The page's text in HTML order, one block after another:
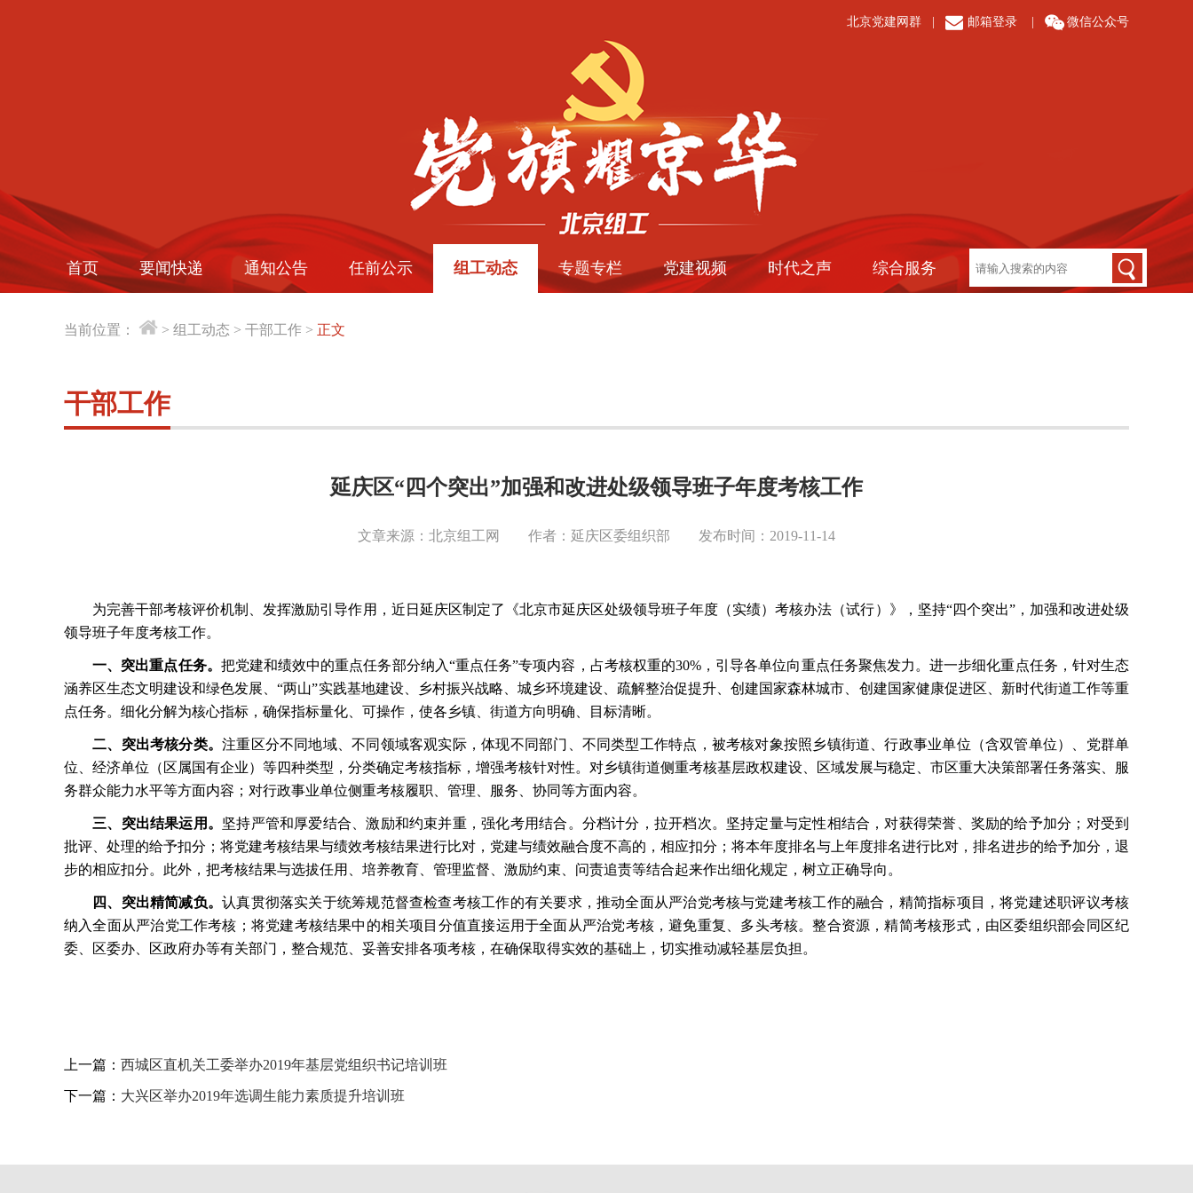
北京党建网群 邮箱登录 微信公众号
首页 要闻快递 通知公告 任前公示 组工动态 专题专栏 党建视频 时代之声 综合服务
当前位置： > 组工动态 > 干部工作 > 正文
干部工作
延庆区“四个突出”加强和改进处级领导班子年度考核工作
文章来源：北京组工网 作者：延庆区委组织部 发布时间：2019-11-14
为完善干部考核评价机制、发挥激励引导作用，近日延庆区制定了《北京市延庆区处级领导班子年度（实绩）考核办法（试行）》，坚持“四个突出”，加强和改进处级
领导班子年度考核工作。
一、突出重点任务。 把党建和绩效中的重点任务部分纳入“重点任务”专项内容，占考核权重的30%，引导各单位向重点任务聚焦发力。进一步细化重点任务，针对生态
涵养区生态文明建设和绿色发展、“两山”实践基地建设、乡村振兴战略、城乡环境建设、疏解整治促提升、创建国家森林城市、创建国家健康促进区、新时代街道工作等重
点任务。细化分解为核心指标，确保指标量化、可操作，使各乡镇、街道方向明确、目标清晰。
二、突出考核分类。注重区分不同地域、不同领域客观实际，体现不同部门、不同类型工作特点，被考核对象按照乡镇街道、行政事业单位（含双管单位）、党群单
位、经济单位（区属国有企业）等四种类型，分类确定考核指标，增强考核针对性。对乡镇街道侧重考核基层政权建设、区域发展与稳定、市区重大决策部署任务落实、服
务群众能力水平等方面内容；对行政事业单位侧重考核履职、管理、服务、协同等方面内容。
三、突出结果运用。 坚持严管和厚爱结合、激励和约束并重，强化考用结合。分档计分，拉开档次。坚持定量与定性相结合，对获得荣誉、奖励的给予加分；对受到
批评、处理的给予扣分；将党建考核结果与绩效考核结果进行比对，党建与绩效融合度不高的，相应扣分；将本年度排名与上年度排名进行比对，排名进步的给予加分，退
步的相应扣分。此外，把考核结果与选拔任用、培养教育、管理监督、激励约束、问责追责等结合起来作出细化规定，树立正确导向。
四、突出精简减负。认真贯彻落实关于统筹规范督查检查考核工作的有关要求，推动全面从严治党考核与党建考核工作的融合，精简指标项目，将党建述职评议考核
纳入全面从严治党工作考核；将党建考核结果中的相关项目分值直接运用于全面从严治党考核，避免重复、多头考核。整合资源，精简考核形式，由区委组织部会同区纪
委、区委办、区政府办等有关部门，整合规范、妥善安排各项考核，在确保取得实效的基础上，切实推动减轻基层负担。
上一篇： 西城区直机关工委举办2019年基层党组织书记培训班
下一篇： 大兴区举办2019年选调生能力素质提升培训班